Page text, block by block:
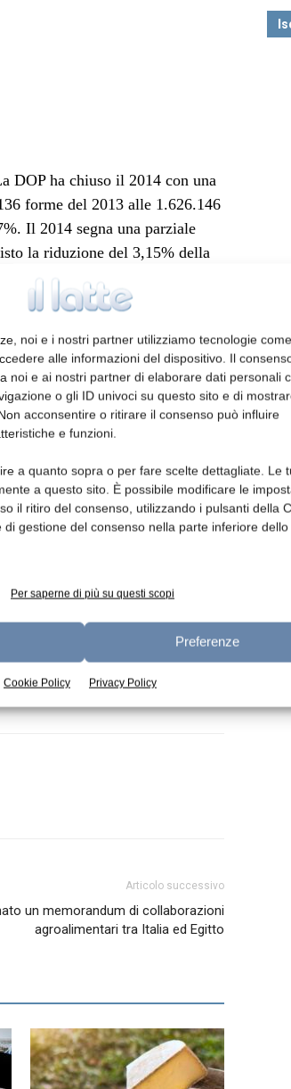
noi e i nostri partner utilizziamo tecnologie
alle informazioni del dispositivo. Il
noi e ai nostri partner di elaborare dati personali
o gli ID univoci su questo sito e di
acconsentire o ritirare il consenso può influire
e funzioni.
a quanto sopra o per fare scelte dettagliate. Le
a questo sito. È possibile modificare le
il ritiro del consenso, utilizzando i pulsanti della
di gestione del consenso nella parte inferiore dello
Per saperne di più su questi scopi
Preferenze
Cookie Policy Privacy Policy
DOP ha chiuso il 2014 con una
forme del 2013 alle 1.626.146
Il 2014 segna una parziale
la riduzione del 3,15% della
al 2013 della produzione di
«I risultati complessivi raggiunti
di chiudere il 2014
e dei prezzi. Un obiettivo
primo anno di applicazione
2014, per la produzione ,
solo latte di montagna, che ha
forme prodotte. Un risultato
di Tutela persegue per
insignita dalla Comunità
apre all’insegna di un anno
Consorzio che proseguirà nel
nove mesi del 2014 da un
Articolo successivo
un memorandum di collaborazioni
agroalimentari tra Italia ed Egitto